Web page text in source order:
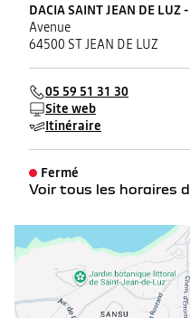
DACIA SAINT JEAN DE LUZ
Avenue
64500 ST JEAN DE LUZ
05 59 51 31 30
Site web
Itinéraire
Fermé
Voir tous les horaires
mardi
mercredi
jeudi
vendredi
samedi
dimanche